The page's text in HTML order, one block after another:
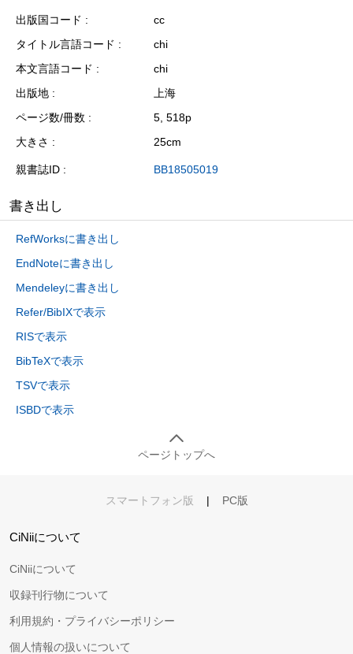
出版国コード
cc
タイトル言語コード
chi
本文言語コード
chi
出版地
上海
ページ数/冊数
5, 518p
大きさ
25cm
親書誌ID BB18505019
書き出し
RefWorksに書き出し
EndNoteに書き出し
Mendeleyに書き出し
Refer/BibIXで表示
RISで表示
BibTeXで表示
TSVで表示
ISBDで表示
ページトップへ
スマートフォン版 | PC版
CiNiiについて
CiNiiについて
収録刊行物について
利用規約・プライバシーポリシー
個人情報の扱いについて